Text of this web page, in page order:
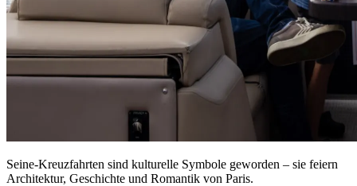
Seine-Kreuzfahrten sind kulturelle Symbole geworden – sie feiern
Architektur, Geschichte und Romantik von Paris.